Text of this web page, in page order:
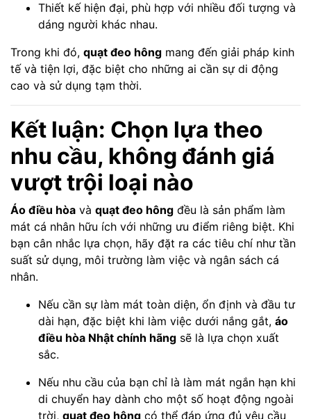
Thiết kế hiện đại, phù hợp với nhiều đối tượng và
dáng người khác nhau.
Trong khi đó, quạt đeo hông mang đến giải pháp kinh
tế và tiện lợi, đặc biệt cho những ai cần sự di động
cao và sử dụng tạm thời.
Kết luận: Chọn lựa theo
nhu cầu, không đánh giá
vượt trội loại nào
Áo điều hòa và quạt đeo hông đều là sản phẩm làm
mát cá nhân hữu ích với những ưu điểm riêng biệt. Khi
bạn cân nhắc lựa chọn, hãy đặt ra các tiêu chí như tần
suất sử dụng, môi trường làm việc và ngân sách cá
nhân.
Nếu cần sự làm mát toàn diện, ổn định và đầu tư
dài hạn, đặc biệt khi làm việc dưới nắng gắt, áo
điều hòa Nhật chính hãng sẽ là lựa chọn xuất
sắc.
Nếu nhu cầu của bạn chỉ là làm mát ngắn hạn khi
di chuyển hay dành cho một số hoạt động ngoài
trời, quạt đeo hông có thể đáp ứng đủ yêu cầu